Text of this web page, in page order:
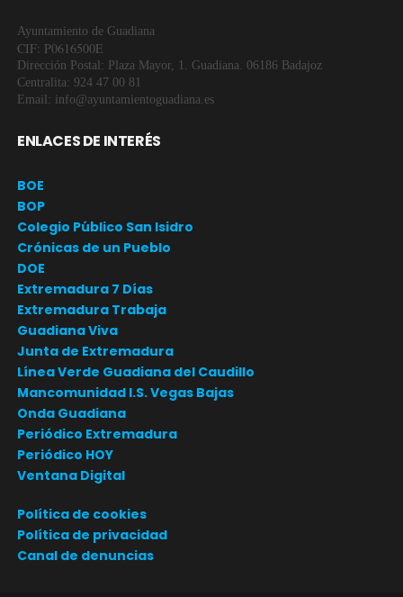
Ayuntamiento de Guadiana
CIF: P0616500E
Dirección Postal: Plaza Mayor, 1. Guadiana. 06186 Badajoz
Centralita: 924 47 00 81
Email: info@ayuntamientoguadiana.es
ENLACES DE INTERÉS
BOE
BOP
Colegio Público San Isidro
Crónicas de un Pueblo
DOE
Extremadura 7 Días
Extremadura Trabaja
Guadiana Viva
Junta de Extremadura
Línea Verde Guadiana del Caudillo
Mancomunidad I.S. Vegas Bajas
Onda Guadiana
Periódico Extremadura
Periódico HOY
Ventana Digital
Política de cookies
Política de privacidad
Canal de denuncias